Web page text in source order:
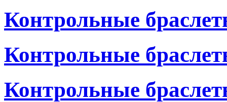
Контрольные
Контрольные
Контрольные